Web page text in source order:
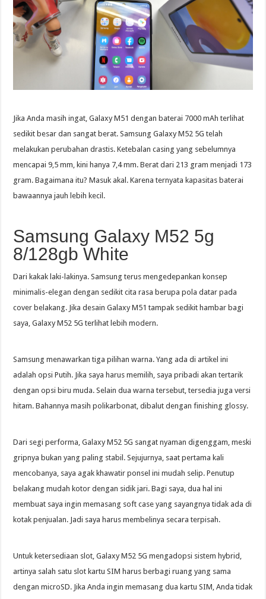
Jika Anda masih ingat, Galaxy M51 dengan baterai 7000 mAh terlihat
sedikit besar dan sangat berat. Samsung Galaxy M52 5G telah
melakukan perubahan drastis. Ketebalan casing yang sebelumnya
mencapai 9,5 mm, kini hanya 7,4 mm. Berat dari 213 gram menjadi 173
gram. Bagaimana itu? Masuk akal. Karena ternyata kapasitas baterai
bawaannya jauh lebih kecil.
Samsung Galaxy M52 5g
8/128gb White
Dari kakak laki-lakinya. Samsung terus mengedepankan konsep
minimalis-elegan dengan sedikit cita rasa berupa pola datar pada
cover belakang. Jika desain Galaxy M51 tampak sedikit hambar bagi
saya, Galaxy M52 5G terlihat lebih modern.
Samsung menawarkan tiga pilihan warna. Yang ada di artikel ini
adalah opsi Putih. Jika saya harus memilih, saya pribadi akan tertarik
dengan opsi biru muda. Selain dua warna tersebut, tersedia juga versi
hitam. Bahannya masih polikarbonat, dibalut dengan finishing glossy.
Dari segi performa, Galaxy M52 5G sangat nyaman digenggam, meski
gripnya bukan yang paling stabil. Sejujurnya, saat pertama kali
mencobanya, saya agak khawatir ponsel ini mudah selip. Penutup
belakang mudah kotor dengan sidik jari. Bagi saya, dua hal ini
membuat saya ingin memasang soft case yang sayangnya tidak ada di
kotak penjualan. Jadi saya harus membelinya secara terpisah.
Untuk ketersediaan slot, Galaxy M52 5G mengadopsi sistem hybrid,
artinya salah satu slot kartu SIM harus berbagi ruang yang sama
dengan microSD. Jika Anda ingin memasang dua kartu SIM, Anda tidak